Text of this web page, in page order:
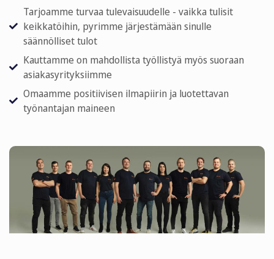
Tarjoamme turvaa tulevaisuudelle - vaikka tulisit
keikkatöihin, pyrimme järjestämään sinulle
säännölliset tulot
Kauttamme on mahdollista työllistyä myös suoraan
asiakasyrityksiimme
Omaamme positiivisen ilmapiirin ja luotettavan
työnantajan maineen